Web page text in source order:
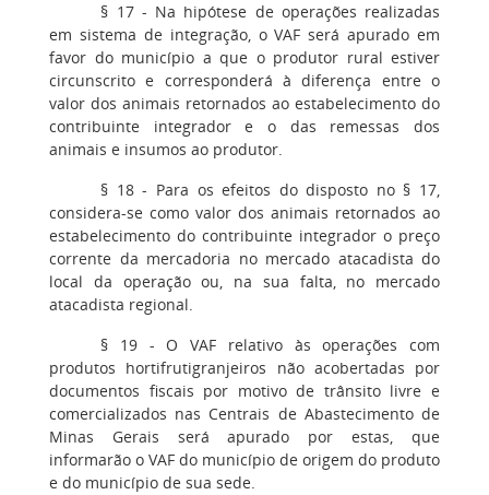
§ 17 - Na hipótese de operações realizadas
em sistema de integração, o VAF será apurado em
favor do município a que o produtor rural estiver
circunscrito e corresponderá à diferença entre o
valor dos animais retornados ao estabelecimento do
contribuinte integrador e o das remessas dos
animais e insumos ao produtor.
§ 18 - Para os efeitos do disposto no § 17,
considera-se como valor dos animais retornados ao
estabelecimento do contribuinte integrador o preço
corrente da mercadoria no mercado atacadista do
local da operação ou, na sua falta, no mercado
atacadista regional.
§ 19 - O VAF relativo às operações com
produtos hortifrutigranjeiros não acobertadas por
documentos fiscais por motivo de trânsito livre e
comercializados nas Centrais de Abastecimento de
Minas Gerais será apurado por estas, que
informarão o VAF do município de origem do produto
e do município de sua sede.